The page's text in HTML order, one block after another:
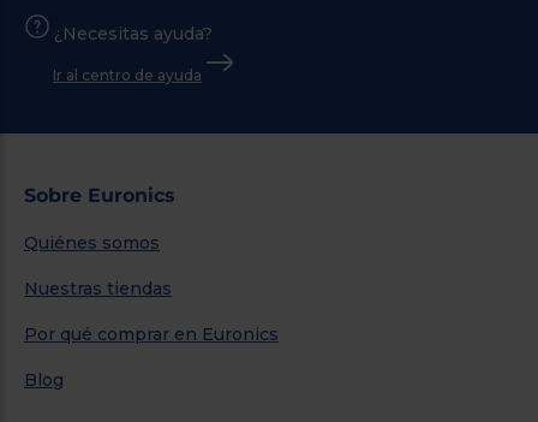
¿Necesitas ayuda?
Ir al centro de ayuda
Sobre Euronics
Quiénes somos
Nuestras tiendas
Por qué comprar en Euronics
Blog